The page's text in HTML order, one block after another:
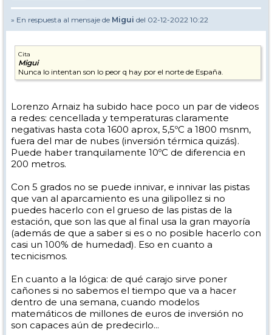
» En respuesta al mensaje de Migui del 02-12-2022 10:22
Cita
Migui
Nunca lo intentan son lo peor q hay por el norte de España.
Lorenzo Arnaiz ha subido hace poco un par de videos
a redes: cencellada y temperaturas claramente
negativas hasta cota 1600 aprox, 5,5ºC a 1800 msnm,
fuera del mar de nubes (inversión térmica quizás).
Puede haber tranquilamente 10ºC de diferencia en
200 metros.
Con 5 grados no se puede innivar, e innivar las pistas
que van al aparcamiento es una gilipollez si no
puedes hacerlo con el grueso de las pistas de la
estación, que son las que al final usa la gran mayoría
(además de que a saber si es o no posible hacerlo con
casi un 100% de humedad). Eso en cuanto a
tecnicismos.
En cuanto a la lógica: de qué carajo sirve poner
cañones si no sabemos el tiempo que va a hacer
dentro de una semana, cuando modelos
matemáticos de millones de euros de inversión no
son capaces aún de predecirlo...